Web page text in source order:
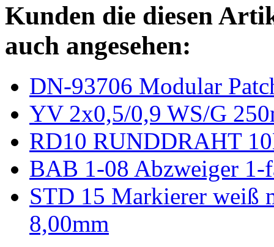
Kunden die diesen
auch angesehen:
DN-93706 Modular
YV 2x0,5/0,9 WS/G
RD10 RUNDDRAHT
BAB 1-08 Abzweiger 1-
STD 15 Markierer weiß
8,00mm